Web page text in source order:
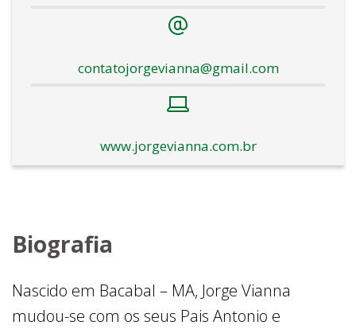
contatojorgevianna@gmail.com
www.jorgevianna.com.br
Biografia
Nascido em Bacabal – MA, Jorge Vianna
mudou-se com os seus Pais Antonio e